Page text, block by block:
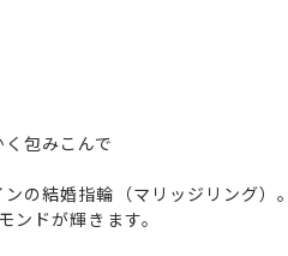
包みこんで
の結婚指輪（マリッジリング）。
ドが輝きます。